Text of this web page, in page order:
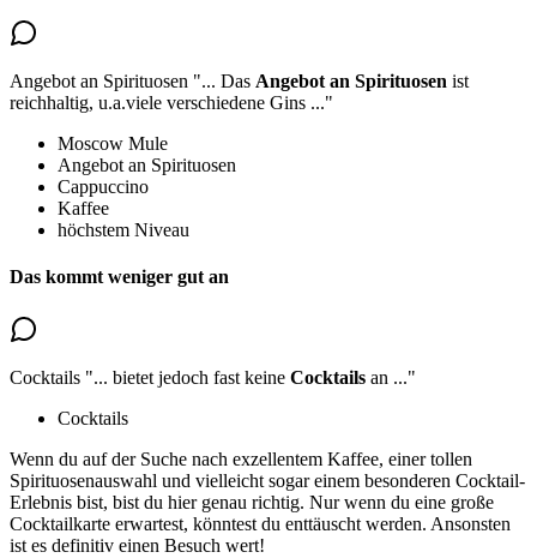
Angebot an Spirituosen "... Das Angebot an Spirituosen ist
reichhaltig, u.a.viele verschiedene Gins ..."
Moscow Mule
Angebot an Spirituosen
Cappuccino
Kaffee
höchstem Niveau
Das kommt weniger gut an
Cocktails "... bietet jedoch fast keine Cocktails an ..."
Cocktails
Wenn du auf der Suche nach exzellentem Kaffee, einer tollen
Spirituosenauswahl und vielleicht sogar einem besonderen Cocktail-
Erlebnis bist, bist du hier genau richtig. Nur wenn du eine große
Cocktailkarte erwartest, könntest du enttäuscht werden. Ansonsten
ist es definitiv einen Besuch wert!